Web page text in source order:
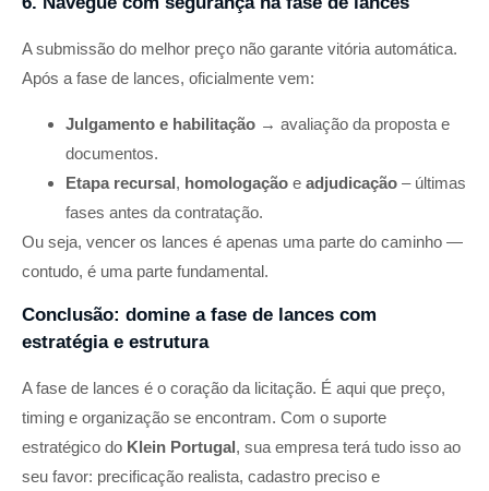
A submissão do melhor preço não garante vitória automática.
Após a fase de lances, oficialmente vem:
Julgamento e habilitação → avaliação da proposta e
documentos.
Etapa recursal, homologação e adjudicação – últimas
fases antes da contratação.
Ou seja, vencer os lances é apenas uma parte do caminho —
contudo, é uma parte fundamental.
Conclusão: domine a fase de lances com
estratégia e estrutura
A fase de lances é o coração da licitação. É aqui que preço,
timing e organização se encontram. Com o suporte
estratégico do Klein Portugal, sua empresa terá tudo isso ao
seu favor: precificação realista, cadastro preciso e